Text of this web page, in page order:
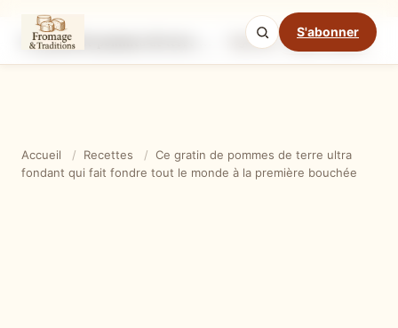
S'abonner
Ingrédients Étapes
Mode cuisine
Accueil / Recettes / Ce gratin de pommes de terre ultra
fondant qui fait fondre tout le monde à la première bouchée